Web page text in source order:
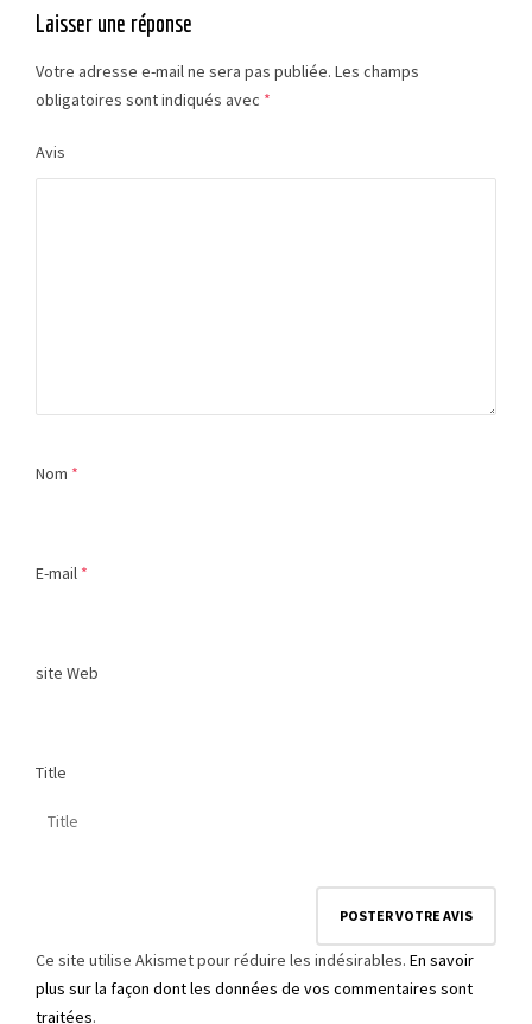
Laisser une réponse
Votre adresse e-mail ne sera pas publiée. Les champs
obligatoires sont indiqués avec *
Avis
Nom *
E-mail *
site Web
Title
Ce site utilise Akismet pour réduire les indésirables. En savoir
plus sur la façon dont les données de vos commentaires sont
traitées.